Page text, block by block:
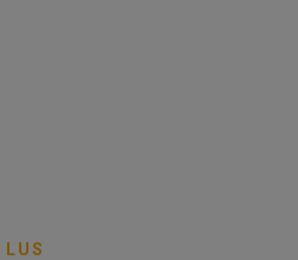
qui s’applique au broyage des
LUS